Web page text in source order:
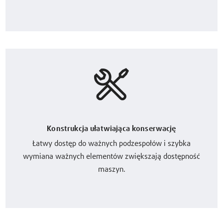
Konstrukcja ułatwiająca konserwację
Łatwy dostęp do ważnych podzespołów i szybka
wymiana ważnych elementów zwiększają dostępność
maszyn.